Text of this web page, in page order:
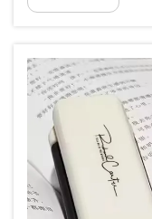
シング技術と現